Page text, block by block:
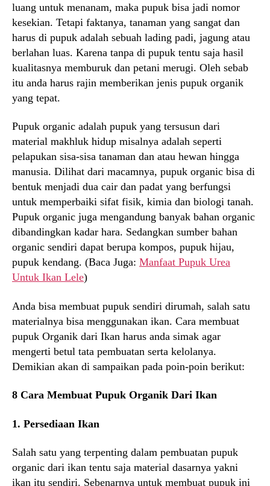
luang untuk menanam, maka pupuk bisa jadi nomor
kesekian. Tetapi faktanya, tanaman yang sangat dan
harus di pupuk adalah sebuah lading padi, jagung atau
berlahan luas. Karena tanpa di pupuk tentu saja hasil
kualitasnya memburuk dan petani merugi. Oleh sebab
itu anda harus rajin memberikan jenis pupuk organik
yang tepat.
Pupuk organic adalah pupuk yang tersusun dari
material makhluk hidup misalnya adalah seperti
pelapukan sisa-sisa tanaman dan atau hewan hingga
manusia. Dilihat dari macamnya, pupuk organic bisa di
bentuk menjadi dua cair dan padat yang berfungsi
untuk memperbaiki sifat fisik, kimia dan biologi tanah.
Pupuk organic juga mengandung banyak bahan organic
dibandingkan kadar hara. Sedangkan sumber bahan
organic sendiri dapat berupa kompos, pupuk hijau,
pupuk kendang. (Baca Juga: Manfaat Pupuk Urea
Untuk Ikan Lele)
Anda bisa membuat pupuk sendiri dirumah, salah satu
materialnya bisa menggunakan ikan. Cara membuat
pupuk Organik dari Ikan harus anda simak agar
mengerti betul tata pembuatan serta kelolanya.
Demikian akan di sampaikan pada poin-poin berikut:
8 Cara Membuat Pupuk Organik Dari Ikan
1. Persediaan Ikan
Salah satu yang terpenting dalam pembuatan pupuk
organic dari ikan tentu saja material dasarnya yakni
ikan itu sendiri. Sebenarnya untuk membuat pupuk ini